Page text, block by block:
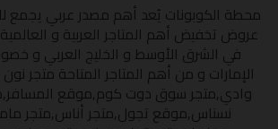
محطة الكوبونات يُعد أهم مصدر عربي يجمع
عروض تخفيض أهم المتاجر العربية و
في الشرق الأوسط و الخليج العربي و
الإمارات و من أهم المتاجر المتاحة متجر نون
وادي,متجر سوق دوت كوم,موقع المسافر,
نسناس,موقع تجول,متجر أناس,متجر